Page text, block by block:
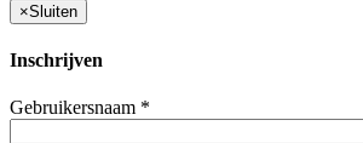
×Sluiten
Inschrijven
Gebruikersnaam *